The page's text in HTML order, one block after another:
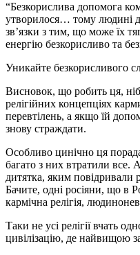
“Безкорислива допомога
утворилося… тому людині
зв’язки з тим, що може їх
енергію безкорисливо та
Уникайте безкорисливого
Висновок, що робить ця,
релігійних концепціях
перевтілень, а якщо їй
знову страждати.
Особливо цинічно ця
багато з них втратили все.
дитятка, яким повідривали
Бачите, одні росіяни, що в
кармічна релігія,
Таки не усі релігії вчать
цивілізацію, де найвищою